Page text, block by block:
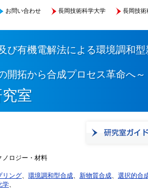
お問い合わせ 長岡技術科学大学 長岡技術
び有機電解法による環境調和
開拓から合成プロセス革命へ～
室
ノロジー・材料
リング、 環境調和型合成、 新物質合成、 選択的合
学、